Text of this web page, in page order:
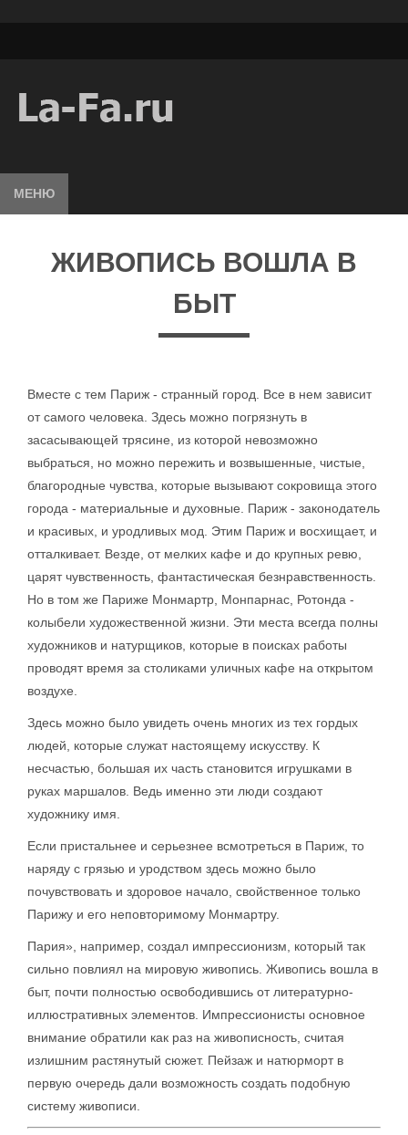
МЕНЮ
ЖИВОПИСЬ ВОШЛА В
БЫТ
Вместе с тем Париж - странный город. Все в нем зависит
от самого человека. Здесь можно погрязнуть в
засасывающей трясине, из которой невозможно
выбраться, но можно пережить и возвышенные, чистые,
благородные чувства, которые вызывают сокровища этого
города - материальные и духовные. Париж - законодатель
и красивых, и уродливых мод. Этим Париж и восхищает, и
отталкивает. Везде, от мелких кафе и до крупных ревю,
царят чувственность, фантастическая безнравственность.
Но в том же Париже Монмартр, Монпарнас, Ротонда -
колыбели художественной жизни. Эти места всегда полны
художников и натурщиков, которые в поисках работы
проводят время за столиками уличных кафе на открытом
воздухе.
Здесь можно было увидеть очень многих из тех гордых
людей, которые служат настоящему искусству. К
несчастью, большая их часть становится игрушками в
руках маршалов. Ведь именно эти люди создают
художнику имя.
Если пристальнее и серьезнее всмотреться в Париж, то
наряду с грязью и уродством здесь можно было
почувствовать и здоровое начало, свойственное только
Парижу и его неповторимому Монмартру.
Пария», например, создал импрессионизм, который так
сильно повлиял на мировую живопись. Живопись вошла в
быт, почти полностью освободившись от литературно-
иллюстративных элементов. Импрессионисты основное
внимание обратили как раз на живописность, считая
излишним растянутый сюжет. Пейзаж и натюрморт в
первую очередь дали возможность создать подобную
систему живописи.